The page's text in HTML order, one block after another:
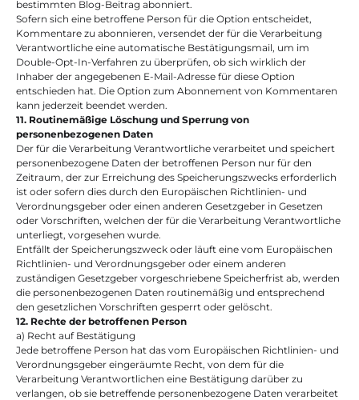
bestimmten Blog-Beitrag abonniert.
Sofern sich eine betroffene Person für die Option entscheidet,
Kommentare zu abonnieren, versendet der für die Verarbeitung
Verantwortliche eine automatische Bestätigungsmail, um im
Double-Opt-In-Verfahren zu überprüfen, ob sich wirklich der
Inhaber der angegebenen E-Mail-Adresse für diese Option
entschieden hat. Die Option zum Abonnement von Kommentaren
kann jederzeit beendet werden.
11. Routinemäßige Löschung und Sperrung von
personenbezogenen Daten
Der für die Verarbeitung Verantwortliche verarbeitet und speichert
personenbezogene Daten der betroffenen Person nur für den
Zeitraum, der zur Erreichung des Speicherungszwecks erforderlich
ist oder sofern dies durch den Europäischen Richtlinien- und
Verordnungsgeber oder einen anderen Gesetzgeber in Gesetzen
oder Vorschriften, welchen der für die Verarbeitung Verantwortliche
unterliegt, vorgesehen wurde.
Entfällt der Speicherungszweck oder läuft eine vom Europäischen
Richtlinien- und Verordnungsgeber oder einem anderen
zuständigen Gesetzgeber vorgeschriebene Speicherfrist ab, werden
die personenbezogenen Daten routinemäßig und entsprechend
den gesetzlichen Vorschriften gesperrt oder gelöscht.
12. Rechte der betroffenen Person
a) Recht auf Bestätigung
Jede betroffene Person hat das vom Europäischen Richtlinien- und
Verordnungsgeber eingeräumte Recht, von dem für die
Verarbeitung Verantwortlichen eine Bestätigung darüber zu
verlangen, ob sie betreffende personenbezogene Daten verarbeitet